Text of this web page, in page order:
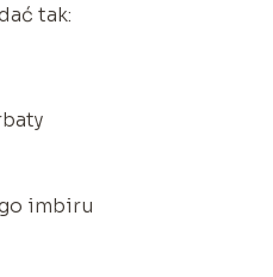
tak:
imbiru